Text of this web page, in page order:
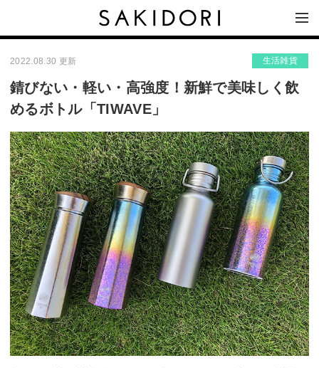
2022.08.30 更新 生活雑貨
錆びない・軽い・高強度！新鮮で美味しく飲
めるボトル「TIWAVE」